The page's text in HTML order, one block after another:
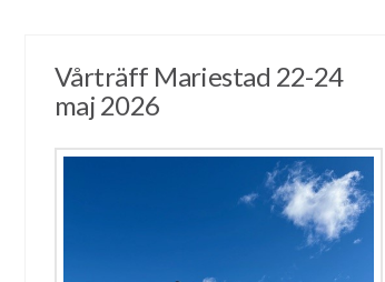
Vårträff Mariestad 22-24
maj 2026